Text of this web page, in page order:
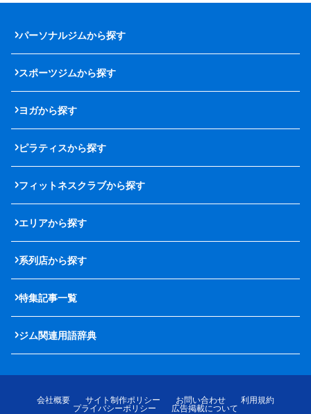
パーソナルジムから探す
スポーツジムから探す
ヨガから探す
ピラティスから探す
フィットネスクラブから探す
エリアから探す
系列店から探す
特集記事一覧
ジム関連用語辞典
会社概要 サイト制作ポリシー お問い合わせ
利用規約
プライバシーポリシー
広告掲載について